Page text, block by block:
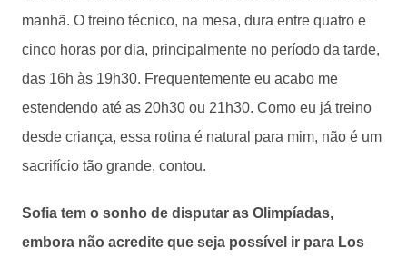
manhã. O treino técnico, na mesa, dura entre quatro e
cinco horas por dia, principalmente no período da tarde,
das 16h às 19h30. Frequentemente eu acabo me
estendendo até as 20h30 ou 21h30. Como eu já treino
desde criança, essa rotina é natural para mim, não é um
sacrifício tão grande, contou.
Sofia tem o sonho de disputar as Olimpíadas,
embora não acredite que seja possível ir para Los